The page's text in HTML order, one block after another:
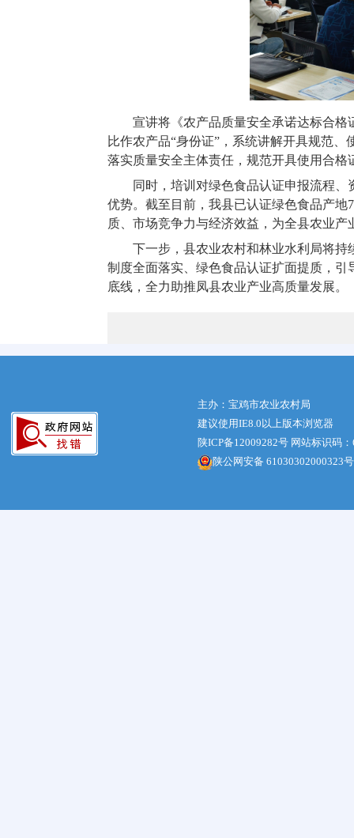
宣讲将《农产品质量安全承诺达标合
比作农产品“身份证”，系统讲解开具规范
落实质量安全主体责任，规范开具使用合
同时，培训对绿色食品认证申报流程
优势。截至目前，我县已认证绿色食品产
质、市场竞争力与经济效益，为全县农业
下一步，县农业农村和林业水利局将
制度全面落实、绿色食品认证扩面提质，
底线，全力助推凤县农业产业高质量发展。
主办：宝鸡市农业农村局
建议使用IE8.0以上版本浏览器
陕ICP备12009282号 网站标识码
陕公网安备 61030302000323号